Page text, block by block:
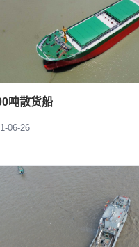
吨散货船
06-26